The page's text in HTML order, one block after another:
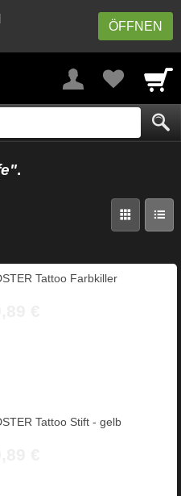
ÖFFNEN
.
Tattoo Farbkiller
Tattoo Stift - gelb